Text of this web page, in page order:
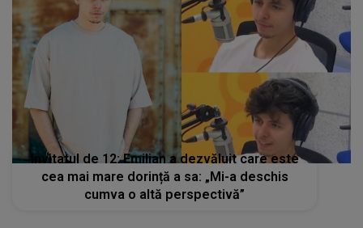
Invitatul de 12: Emilian a dezvăluit care este
cea mai mare dorință a sa: „Mi-a deschis
cumva o altă perspectivă”